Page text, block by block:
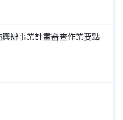
辦事業計畫審查作業要點